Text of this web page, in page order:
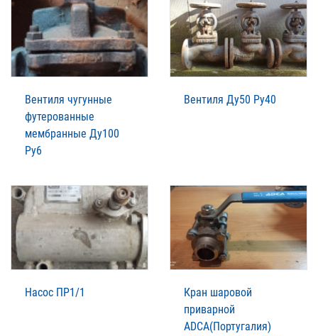
Вентиля чугунные
футерованные
мембранные Ду100
Ру6
Вентиля Ду50 Ру40
Насос ПР1/1
Кран шаровой
приварной
ADCA(Португалия)